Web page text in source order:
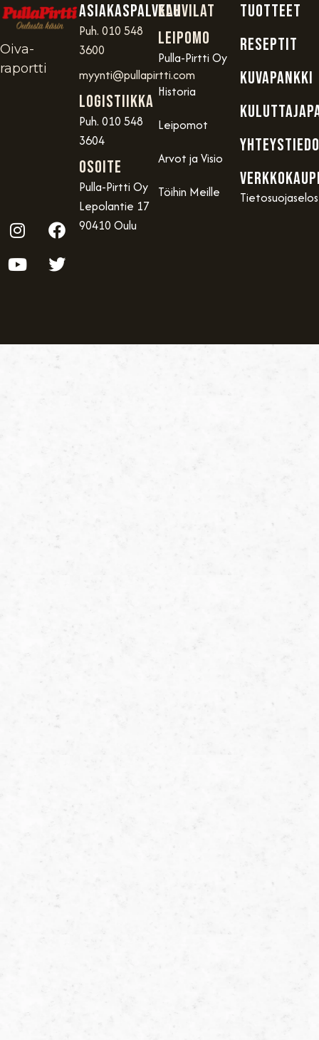
Oiva-
raportti
Asiakaspalvelu
Puh. 010 548
3600
myynti@pullapirtti.com
Logistiikka
Puh. 010 548
3604
OSOITE
Pulla-Pirtti Oy
Lepolantie 17
90410 Oulu
Kahvilat
Leipomo
Pulla-Pirtti Oy
Historia
Leipomot
Arvot ja Visio
Töihin Meille
TUOTTEET
RESEPTIT
KUVAPANKKI